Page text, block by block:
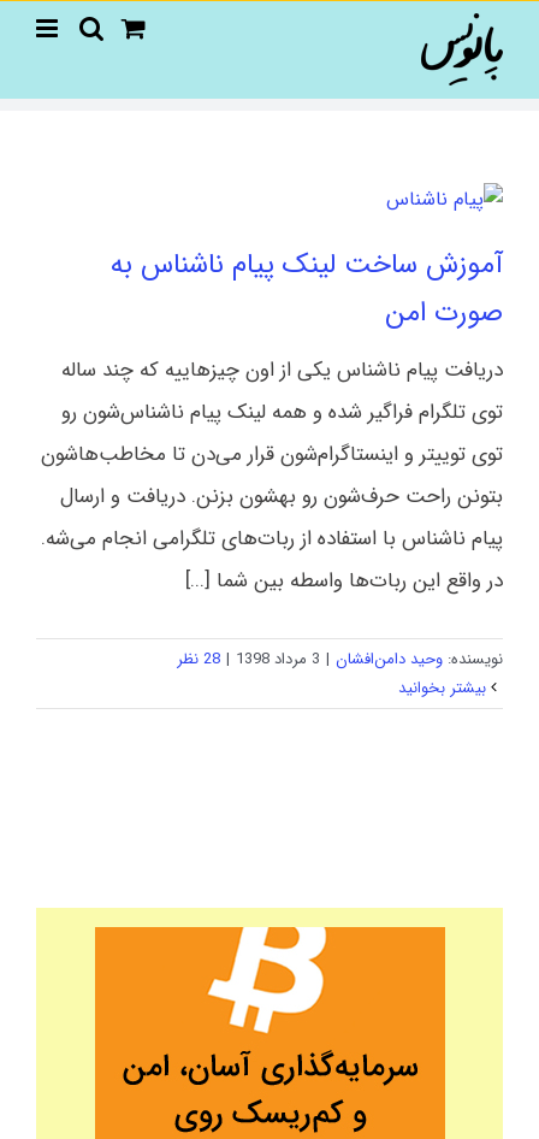
content
آموزش ساخت لینک پیام ناشناس به
صورت امن
دریافت پیام ناشناس یکی از اون چیزهاییه که چند ساله
توی تلگرام فراگیر شده و همه لینک پیام ناشناس‌شون رو
توی توییتر و اینستاگرام‌شون قرار می‌دن تا مخاطب‌هاشون
بتونن راحت حرف‌شون رو بهشون بزنن. دریافت و ارسال
پیام ناشناس با استفاده از ربات‌های تلگرامی انجام می‌شه.
در واقع این ربات‌ها واسطه بین شما [...]
نویسنده: وحید دامن‌افشان | 3 مرداد 1398 | 28 نظر
بیشتر بخوانید